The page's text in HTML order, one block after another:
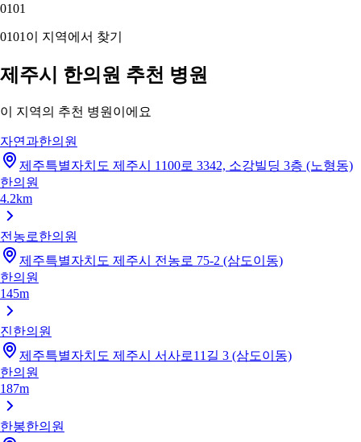
0101
0101 이 지역에서 찾기
제주시 한의원 추천 병원
이 지역의 추천 병원이에요
자연과한의원
제주특별자치도 제주시 1100로 3342, 소강빌딩 3층 (노형동)
한의원
4.2km
전농로한의원
제주특별자치도 제주시 전농로 75-2 (삼도이동)
한의원
145m
진한의원
제주특별자치도 제주시 서사로11길 3 (삼도이동)
한의원
187m
한봉한의원